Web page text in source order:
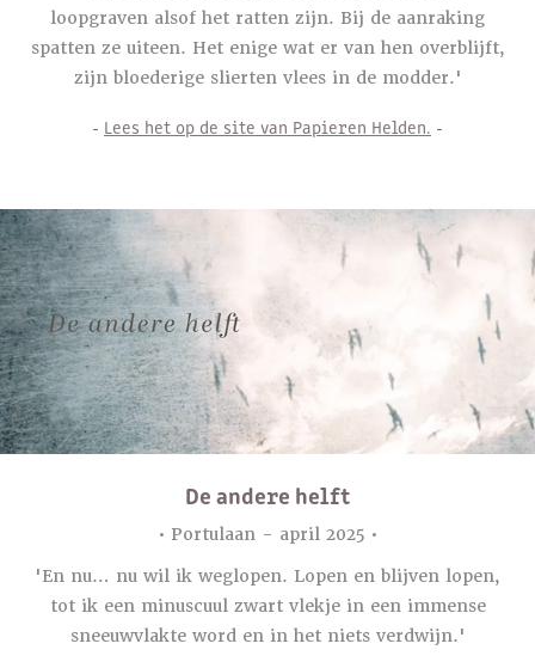
loopgraven alsof het ratten zijn. Bij de aanraking
spatten ze uiteen. Het enige wat er van hen overblijft,
zijn bloederige slierten vlees in de modder.'
- Lees het op de site van Papieren Helden. -
De andere helft
• Portulaan - april 2025 •
'En nu… nu wil ik weglopen. Lopen en blijven lopen,
tot ik een minuscuul zwart vlekje in een immense
sneeuwvlakte word en in het niets verdwijn.'